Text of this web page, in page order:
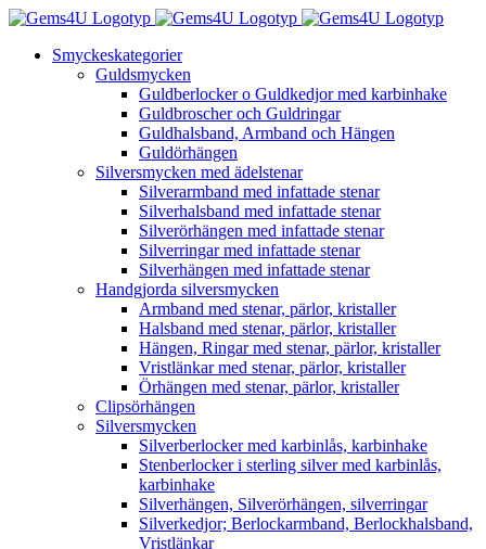
Fortsätt
innehålletSmyckeskategorier
Guldsmycken
Guldberlocker o Guldkedjor med karbinhake
Guldbroscher och Guldringar
Guldhalsband, Armband och Hängen
Guldörhängen
Silversmycken med ädelstenar
Silverarmband med infattade stenar
Silverhalsband med infattade stenar
Silverörhängen med infattade stenar
Silverringar med infattade stenar
Silverhängen med infattade stenar
Handgjorda silversmycken
Armband med stenar, pärlor, kristaller
Halsband med stenar, pärlor, kristaller
Hängen, Ringar med stenar, pärlor, kristaller
Vristlänkar med stenar, pärlor, kristaller
Örhängen med stenar, pärlor, kristaller
Clipsörhängen
Silversmycken
Silverberlocker med karbinlås, karbinhake
Stenberlocker i sterling silver med karbinlås,
karbinhake
Silverhängen, Silverörhängen, silverringar
Silverkedjor; Berlockarmband, Berlockhalsband,
Vristlänkar